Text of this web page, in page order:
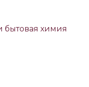
бытовая химия